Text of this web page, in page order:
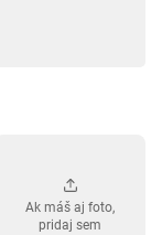
Ak máš aj foto,
pridaj sem